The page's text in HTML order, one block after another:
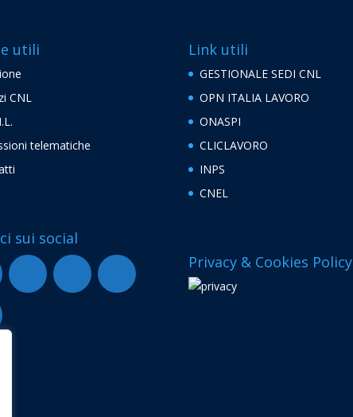
utili
CNL
telematiche
sui social
Link utili
GESTIONALE SEDI CNL
OPN ITALIA LAVORO
ONASPI
CLICLAVORO
INPS
CNEL
Privacy & Cookies Policy